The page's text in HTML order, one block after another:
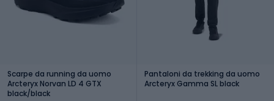
Scarpe da running da uomo
Arcteryx Norvan LD 4 GTX
black/black
Pantaloni da trekking da uomo
Arcteryx Gamma SL black